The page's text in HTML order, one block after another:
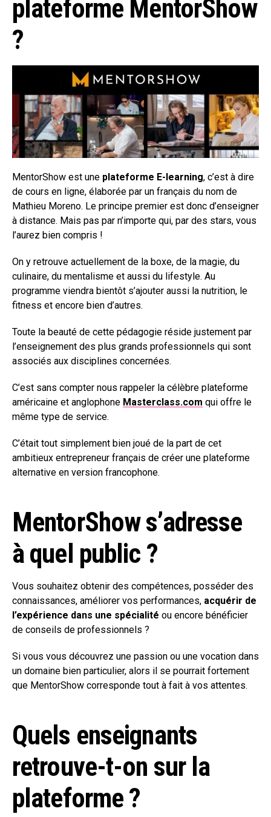
plateforme MentorShow
?
MentorShow est une plateforme E-learning, c’est à dire
de cours en ligne, élaborée par un français du nom de
Mathieu Moreno. Le principe premier est donc d’enseigner
à distance. Mais pas par n’importe qui, par des stars, vous
l’aurez bien compris !
On y retrouve actuellement de la boxe, de la magie, du
culinaire, du mentalisme et aussi du lifestyle. Au
programme viendra bientôt s’ajouter aussi la nutrition, le
fitness et encore bien d’autres.
Toute la beauté de cette pédagogie réside justement par
l’enseignement des plus grands professionnels qui sont
associés aux disciplines concernées.
C’est sans compter nous rappeler la célèbre plateforme
américaine et anglophone Masterclass.com qui offre le
même type de service.
C’était tout simplement bien joué de la part de cet
ambitieux entrepreneur français de créer une plateforme
alternative en version francophone.
MentorShow s’adresse
à quel public ?
Vous souhaitez obtenir des compétences, posséder des
connaissances, améliorer vos performances, acquérir de
l’expérience dans une spécialité ou encore bénéficier
de conseils de professionnels ?
Si vous vous découvrez une passion ou une vocation dans
un domaine bien particulier, alors il se pourrait fortement
que MentorShow corresponde tout à fait à vos attentes.
Quels enseignants
retrouve-t-on sur la
plateforme ?